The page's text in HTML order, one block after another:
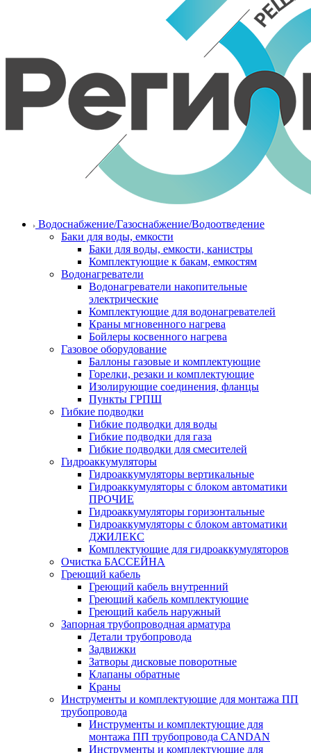
Водоснабжение/Газоснабжение/Водоотведение
Баки для воды, емкости
Баки для воды, емкости, канистры
Комплектующие к бакам, емкостям
Водонагреватели
Водонагреватели накопительные
электрические
Комплектующие для водонагревателей
Краны мгновенного нагрева
Бойлеры косвенного нагрева
Газовое оборудование
Баллоны газовые и комплектующие
Горелки, резаки и комплектующие
Изолирующие соединения, фланцы
Пункты ГРПШ
Гибкие подводки
Гибкие подводки для воды
Гибкие подводки для газа
Гибкие подводки для смесителей
Гидроаккумуляторы
Гидроаккумуляторы вертикальные
Гидроаккумуляторы с блоком автоматики
ПРОЧИЕ
Гидроаккумуляторы горизонтальные
Гидроаккумуляторы с блоком автоматики
ДЖИЛЕКС
Комплектующие для гидроаккумуляторов
Очистка БАССЕЙНА
Греющий кабель
Греющий кабель внутренний
Греющий кабель комплектующие
Греющий кабель наружный
Запорная трубопроводная арматура
Детали трубопровода
Задвижки
Затворы дисковые поворотные
Клапаны обратные
Краны
Инструменты и комплектующие для монтажа ПП
трубопровода
Инструменты и комплектующие для
монтажа ПП трубопровода CANDAN
Инструменты и комплектующие для